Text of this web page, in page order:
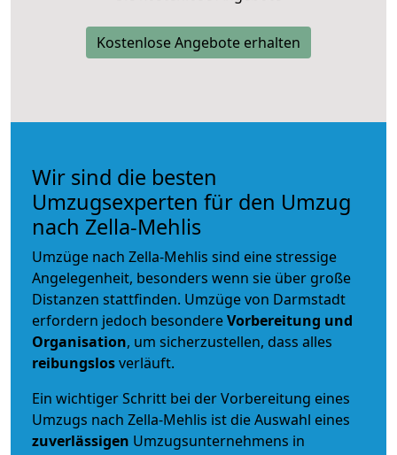
Kostenlose Angebote erhalten
Wir sind die besten
Umzugsexperten für den Umzug
nach Zella-Mehlis
Umzüge nach Zella-Mehlis sind eine stressige
Angelegenheit, besonders wenn sie über große
Distanzen stattfinden. Umzüge von Darmstadt
erfordern jedoch besondereVorbereitung und
Organisation, um sicherzustellen, dass alles
reibungslosverläuft.
Ein wichtiger Schritt bei der Vorbereitung eines
Umzugs nach Zella-Mehlis ist die Auswahl eines
zuverlässigen Umzugsunternehmens in